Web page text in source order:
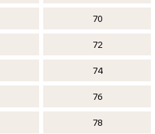
70
72
74
76
78